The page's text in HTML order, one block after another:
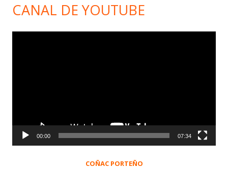
CANAL DE YOUTUBE
00:00 07:34
COÑAC PORTEÑO